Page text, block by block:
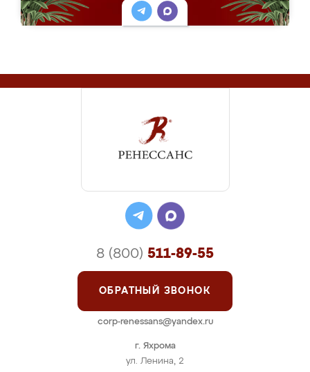
г. Яхрома
ул. Ленина, 2
8 (800) 511-89-55
ОБРАТНЫЙ ЗВОНОК
corp-renessans@yandex.ru